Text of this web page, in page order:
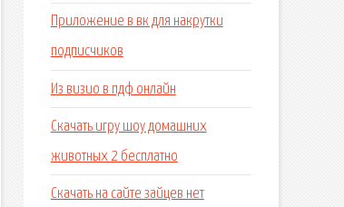
Приложение в вк для накрутки
подписчиков
Из визио в пдф онлайн
Скачать игру шоу домашних
животных 2 бесплатно
Скачать на сайте зайцев нет